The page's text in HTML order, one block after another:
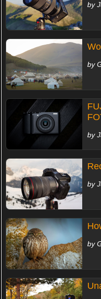
by
by
by
by
by